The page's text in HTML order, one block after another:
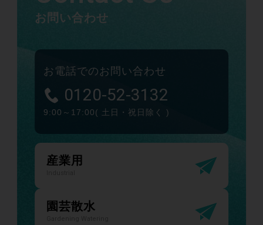
お問い合わせ
お電話でのお問い合わせ
0120-52-3132
9:00～17:00( 土日・祝日除く )
産業用
園芸散水